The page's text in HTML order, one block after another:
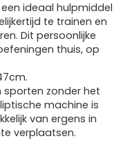
ideaal hulpmiddel
te trainen en
Dit persoonlijke
thuis, op
sporten zonder het
machine is
van ergens in
verplaatsen.